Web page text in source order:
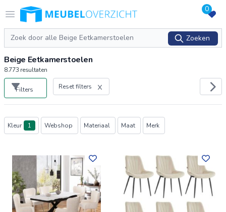
Open menu
Logo Meubeloverzicht.nl 0
Zoeken
Zoeken
Beige Eetkamerstoelen
8.773 resultaten
Filters Reset filters
Producten
Kleur 1 Webshop Materiaal Maat Merk